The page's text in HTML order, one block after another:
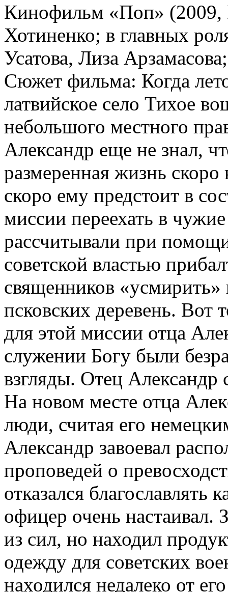
Кинофильм «Поп» (2009,
Хотиненко; в главных
Усатова, Лиза
Сюжет фильма: Когда
латвийское село Тихое
небольшого местного
Александр еще не знал,
размеренная жизнь
скоро ему предстоит в
миссии переехать в
рассчитывали при
советской властью
священников
псковских деревень. Вот
для этой миссии отца
служении Богу были
взгляды. Отец
На новом месте отца
люди, считая его
Александр завоевал
проповедей о
отказался благославлять
офицер очень настаивал.
из сил, но находил
одежду для советских
находился недалеко от